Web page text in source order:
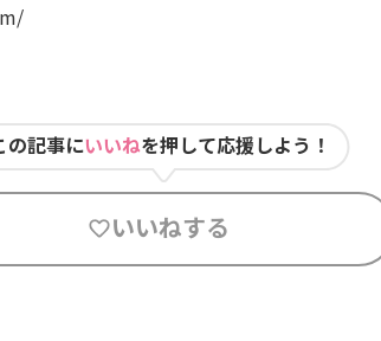
の記事にいいねを押して応援しよう！
いいねする